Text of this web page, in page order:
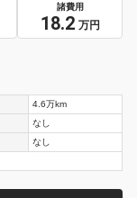
諸費用
18.2 万円
4.6万km
なし
なし